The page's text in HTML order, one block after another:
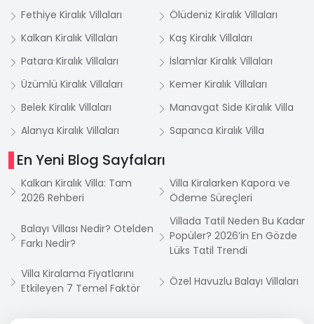
Fethiye Kiralık Villaları
Ölüdeniz Kiralık Villaları
Kalkan Kiralık Villaları
Kaş Kiralık Villaları
Patara Kiralık Villaları
İslamlar Kiralık Villaları
Üzümlü Kiralık Villaları
Kemer Kiralık Villaları
Belek Kiralık Villaları
Manavgat Side Kiralık Villa
Alanya Kiralık Villaları
Sapanca Kiralık Villa
En Yeni Blog Sayfaları
Kalkan Kiralık Villa: Tam
2026 Rehberi
Villa Kiralarken Kapora ve
Ödeme Süreçleri
Balayı Villası Nedir? Otelden
Farkı Nedir?
Villada Tatil Neden Bu Kadar
Popüler? 2026’in En Gözde
Lüks Tatil Trendi
Villa Kiralama Fiyatlarını
Etkileyen 7 Temel Faktör
Özel Havuzlu Balayı Villaları